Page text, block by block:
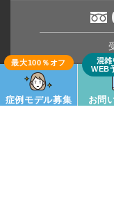
(
※臨時
症例モデル募集 お問